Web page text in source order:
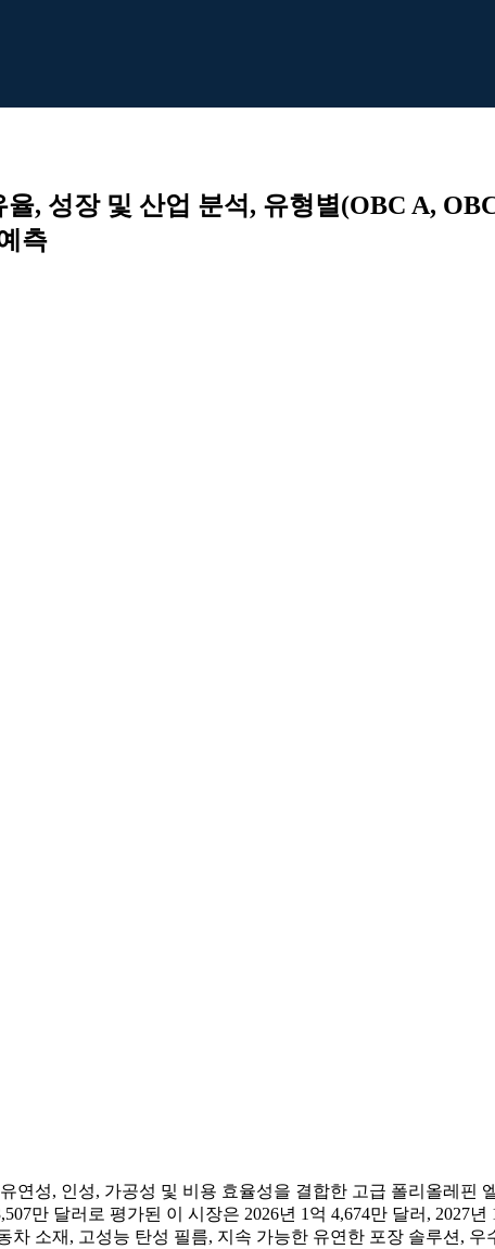
, 성장 및 산업 분석, 유형별(OBC A,
측
연성, 인성, 가공성 및 비용 효율성을 결합한 고급 폴리올레핀
만 달러로 평가된 이 시장은 2026년 1억 4,674만 달러, 2027
차 소재, 고성능 탄성 필름, 지속 가능한 유연한 포장 솔루션,